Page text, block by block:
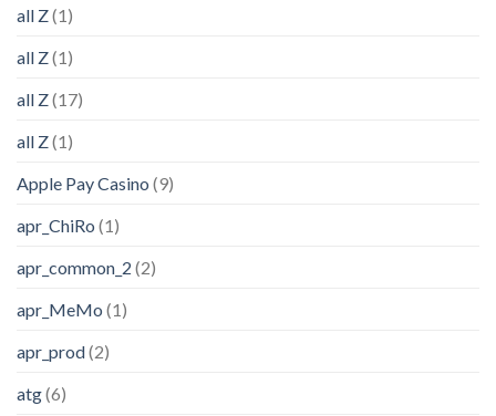
all Z(1)
all Z(1)
all Z(17)
all Z(1)
Apple Pay Casino (9)
apr_ChiRo (1)
apr_common_2 (2)
apr_MeMo (1)
apr_prod(2)
atg(6)